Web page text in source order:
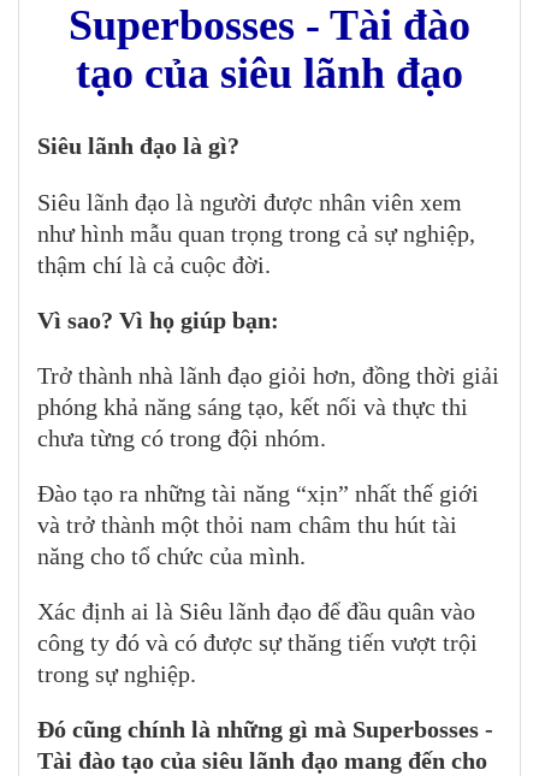
Superbosses - Tài đào
tạo của siêu lãnh đạo
Siêu lãnh đạo là gì?
Siêu lãnh đạo là người được nhân viên xem
như hình mẫu quan trọng trong cả sự nghiệp,
thậm chí là cả cuộc đời.
Vì sao? Vì họ giúp bạn:
Trở thành nhà lãnh đạo giỏi hơn, đồng thời giải
phóng khả năng sáng tạo, kết nối và thực thi
chưa từng có trong đội nhóm.
Đào tạo ra những tài năng “xịn” nhất thế giới
và trở thành một thỏi nam châm thu hút tài
năng cho tổ chức của mình.
Xác định ai là Siêu lãnh đạo để đầu quân vào
công ty đó và có được sự thăng tiến vượt trội
trong sự nghiệp.
Đó cũng chính là những gì mà Superbosses -
Tài đào tạo của siêu lãnh đạo mang đến cho